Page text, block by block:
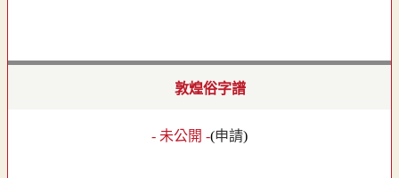
敦煌俗字譜
- 未公開 -(申請)